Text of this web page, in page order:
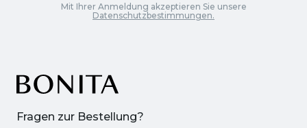
Fragen zur Bestellung?
Mit Ihrer Anmeldung akzeptieren Sie unsere
Datenschutzbestimmungen.